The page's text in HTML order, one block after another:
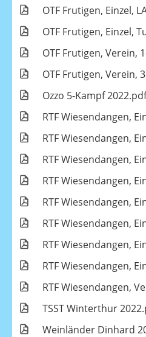
OTF Frutigen, Einzel,
OTF Frutigen, Einzel,
OTF Frutigen, Verein,
OTF Frutigen, Verein,
Ozzo 5-Kampf 2022.pdf
RTF Wiesendangen,
RTF Wiesendangen,
RTF Wiesendangen,
RTF Wiesendangen,
RTF Wiesendangen,
RTF Wiesendangen,
RTF Wiesendangen,
RTF Wiesendangen,
RTF Wiesendangen,
TSST Winterthur
Weinländer Dinhard